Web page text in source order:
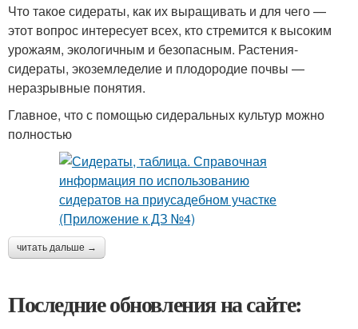
Что такое сидераты, как их выращивать и для чего —
этот вопрос интересует всех, кто стремится к высоким
урожаям, экологичным и безопасным. Растения-
сидераты, экоземледелие и плодородие почвы —
неразрывные понятия.
Главное, что с помощью сидеральных культур можно
полностью
читать дальше →
Последние обновления на сайте: